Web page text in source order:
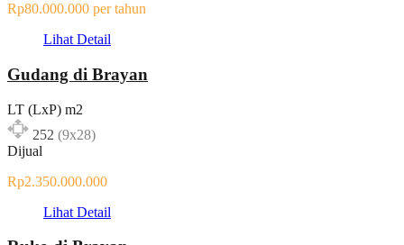
Rp80.000.000 per tahun
Lihat Detail
Gudang di Brayan
LT (LxP) m2
252 (9x28)
Dijual
Rp2.350.000.000
Lihat Detail